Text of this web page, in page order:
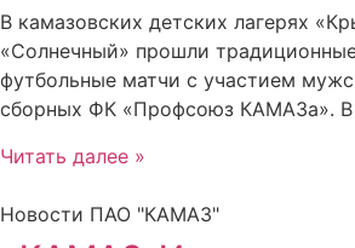
В камазовских детских лагерях
«Солнечный» прошли
футбольные матчи с участием
сборных ФК «Профсоюз КАМАЗа». В
Читать далее »
Новости ПАО "КАМАЗ"